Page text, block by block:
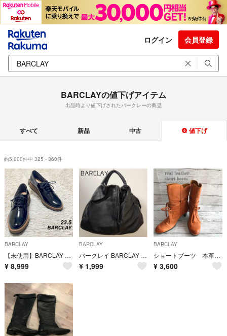
ログイン 会員登録
BARCLAYの値下げアイテム
出品時より値下げされたバークレーの商品
すべて 新品 中古 値下げ
約5,000件中 325 - 360件
BARCLAY
【未使用】BARCLAY レザーシューズ 本革 エナメル 黒 23.5
¥ 8,999
BARCLAY
バークレイ BARCLAY ハンドバッグ ショルダーバッグ レディース 黒
¥ 1,999
BARCLAY
ショートブーツ 本革 2way リボン リアルレザー
¥ 3,600